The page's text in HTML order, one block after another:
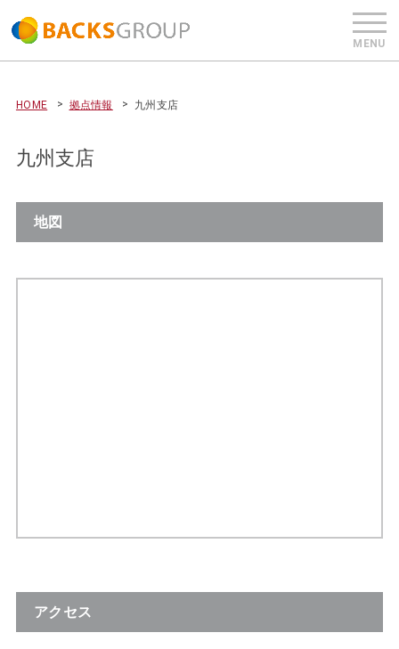
HOME 拠点情報 九州支店
九州支店
地図
アクセス